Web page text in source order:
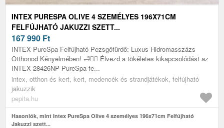
INTEX PURESPA OLIVE 4 SZEMÉLYES 196X71CM
FELFÚJHATÓ JAKUZZI SZETT...
167 990 Ft
INTEX PureSpa Felfújható Pezsgőfürdő: Luxus Hidromasszázs
Otthonod Kényelmében! 🛁💆‍♀️ Élvezd a tökéletes kikapcsolódást az
INTEX 28426NP PureSpa fe...
intex, otthon és kert, kert, medencék és strandjátékok, felfújható
jakuzzik
pepita.hu
Hasonlók, mint Intex PureSpa Olive 4 személyes 196x71cm Felfújható
Jakuzzi szett...